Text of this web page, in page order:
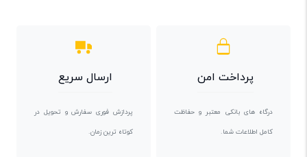
پرداخت امن
درگاه های بانکی معتبر و حفاظت
کامل اطلاعات شما.
ارسال سریع
پردازش فوری سفارش و تحویل در
کوتاه ترین زمان.